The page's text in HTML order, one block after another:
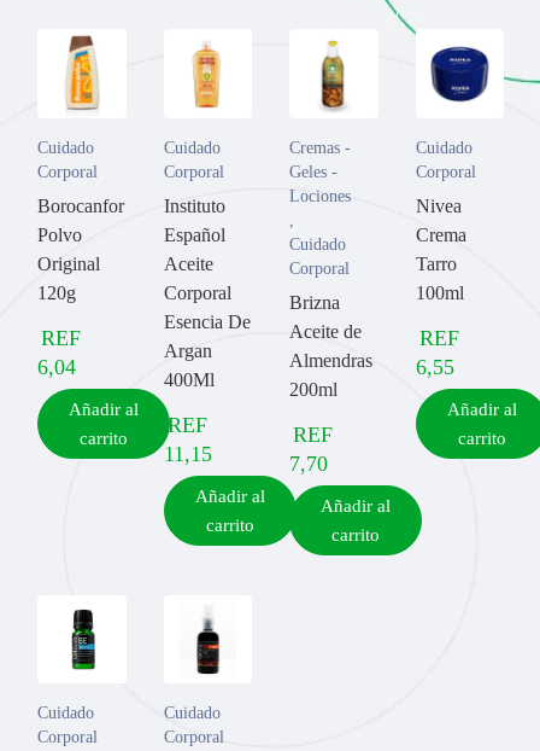
Cuidado
Corporal
Borocanfor
Polvo
Original
120g
REF
6,04
Añadir al
carrito
Cuidado
Corporal
Instituto
Español
Aceite
Corporal
Esencia De
Argan
400Ml
REF
11,15
Añadir al
carrito
Cremas -
Geles -
Lociones
Cuidado
Corporal
Brizna
Aceite de
Almendras
200ml
REF
7,70
Añadir al
carrito
Cuidado
Corporal
Nivea
Crema
Tarro
100ml
REF
6,55
Añadir al
carrito
Cuidado
Corporal
Cuidado
Corporal